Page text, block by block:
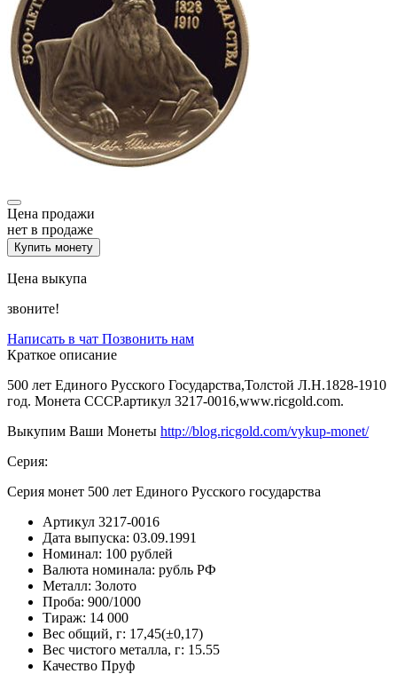
Цена продажи
нет в продаже
Купить монету
Цена выкупа
звоните!
Написать в чат Позвонить нам
Краткое описание
500 лет Единого Русского Государства,Толстой Л.Н.1828-1910
год. Монета СССР.артикул 3217-0016,www.ricgold.com.
Выкупим Ваши Монеты http://blog.ricgold.com/vykup-monet/
Серия:
Серия монет 500 лет Единого Русского государства
Артикул 3217-0016
Дата выпуска: 03.09.1991
Номинал: 100 рублей
Валюта номинала: рубль РФ
Металл: Золото
Проба: 900/1000
Тираж: 14 000
Вес общий, г: 17,45(±0,17)
Вес чистого металла, г: 15.55
Качество Пруф